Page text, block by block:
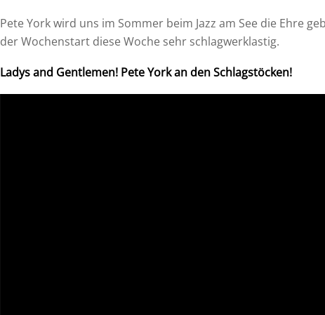
Pete York wird uns im Sommer beim Jazz am See die Ehre
der Wochenstart diese Woche sehr schlagwerklastig.
Ladys and Gentlemen! Pete York an den Schlagstöcken!